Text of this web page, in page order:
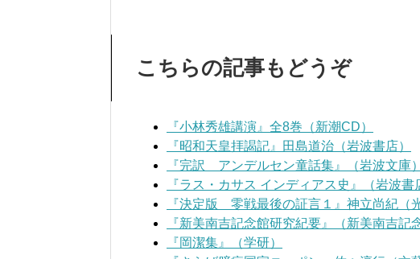
こちらの記事もどうぞ
『小林秀雄講演』全8巻（新潮CD）
『昭和天皇拝謁記』田島道治（岩波書店）
『完訳 アンデルセン童話集』（岩波文庫）
『ラス・カサス インディアス史』（岩波書
『決定版 零戦最後の証言１』神立尚紀（
『新美南吉記念館研究紀要』（新美南吉記
『岡潔集』（学研）